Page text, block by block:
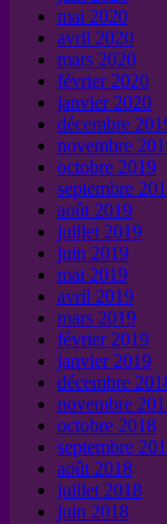
mai 2020
avril 2020
mars 2020
février 2020
janvier 2020
décembre
novembre
octobre 2019
septembre
août 2019
juillet 2019
juin 2019
mai 2019
avril 2019
mars 2019
février 2019
janvier 2019
décembre
novembre
octobre 2018
septembre
août 2018
juillet 2018
juin 2018